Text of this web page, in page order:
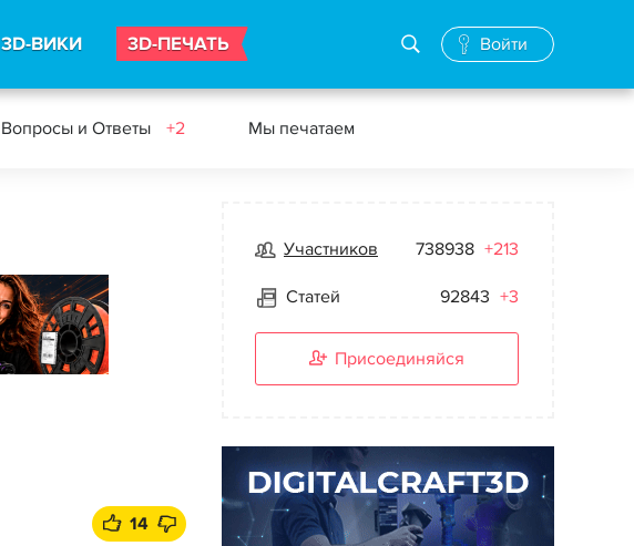
3D-ВИКИ 3D-ПЕЧАТЬ Войти
Вопросы и Ответы +2 Мы печатаем
14
Участников 738938 +213
Статей 92843 +3
Присоединяйся